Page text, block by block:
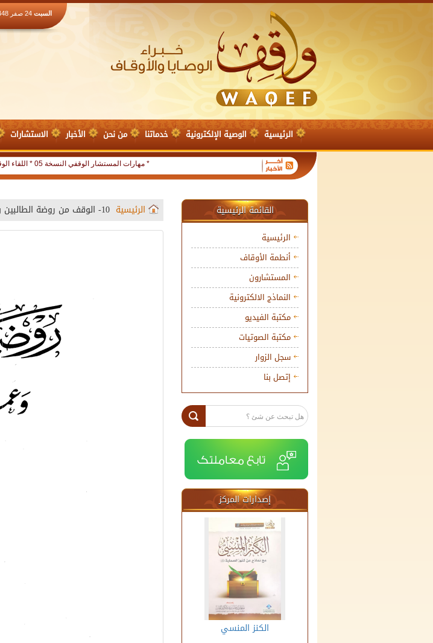
السبت
الرئيسية الوصية الإلكترونية خدماتنا من نحن الأخبار الاستشارات
* مهارات المستشار الوقفي النسخة 05 * اللقاء الوقفي 53 | إضاءات مالية في لائحة تنظيم أعمال النظارة |
القائمة الرئيسية
الرئيسية
أنطمة الأوقاف
المستشارون
النماذج الالكترونية
مكتبة الفيديو
مكتبة الصوتيات
سجل الزوار
إتصل بنا
إصدارات المركز
الكنز المنسي
الرئيسية 10- الوقف من روضة الطالبين وعمدة المفتين